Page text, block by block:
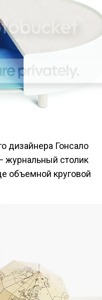
дизайнера Гонсало
журнальный столик
объемной круговой